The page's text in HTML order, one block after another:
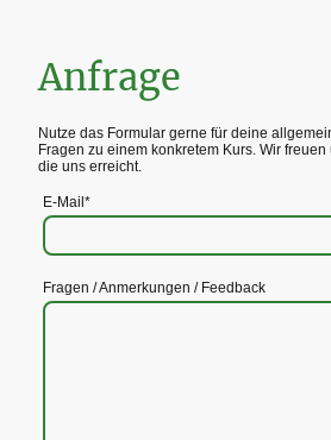
Anfrage
Nutze das Formular gerne für deine
Fragen zu einem konkretem Kurs. Wir
die uns erreicht.
E-Mail *
Fragen / Anmerkungen / Feedback